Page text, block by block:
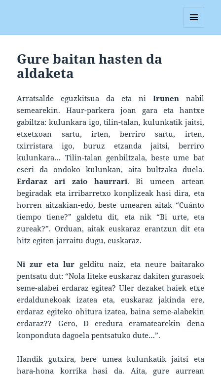
Gure baitan hasten da
aldaketa
Arratsalde eguzkitsua da eta ni Irunennabil
semearekin. Haur-parkera joan gara eta hantxe
gabiltza: kulunkara igo, tilin-talan, kulunkatik jaitsi,
etxetxoan sartu, irten, berriro sartu, irten,
txirristara igo, buruz etzanda jaitsi, berriro
kulunkara… Tilin-talan genbiltzala, beste ume bat
eseri da ondoko kulunkan, aita bultzaka duela.
Erdaraz ari zaio haurrari. Bi umeen artean
begiradak eta irribarretxo konplizeak hasi dira, eta
horren aitzakian-edo, beste umearen aitak “Cuánto
tiempo tiene?” galdetu dit, eta nik “Bi urte, eta
zureak?”. Orduan, aitak euskaraz erantzun dit eta
hitz egiten jarraitu dugu, euskaraz.
Ni zur eta lur gelditu naiz, eta neure baitarako
pentsatu dut: “Nola liteke euskaraz dakiten gurasoek
seme-alabei erdaraz egitea? Uler dezaket haiek etxe
erdaldunekoak izatea eta, euskaraz jakinda ere,
erdaraz egiteko ohitura izatea, baina seme-alabekin
erdaraz?? Gero, D eredura eramatearekin dena
konponduta dagoela pentsatuko dute…”.
Handik gutxira, bere umea kulunkatik jaitsi eta
hara-hona korrika hasi da. Aita, gure aurrean